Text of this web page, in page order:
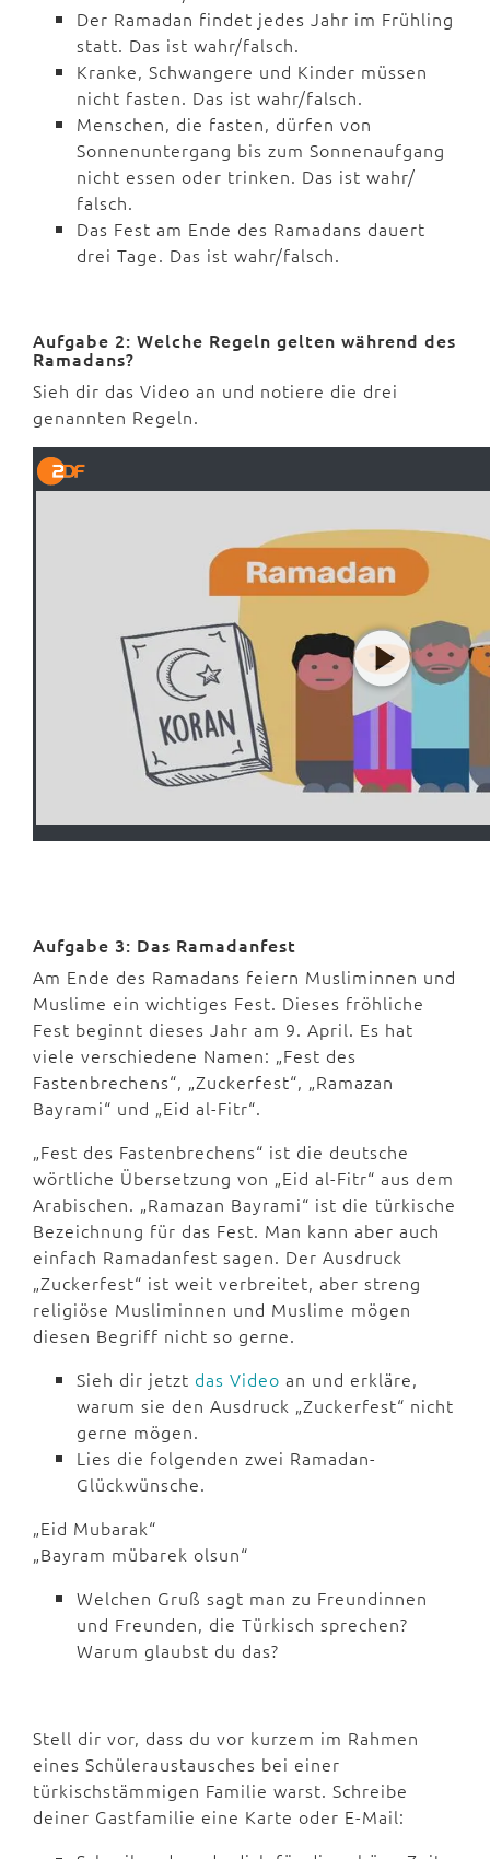
Der Ramadan findet jedes Jahr im Frühling
statt. Das ist wahr/falsch.
Kranke, Schwangere und Kinder müssen
nicht fasten. Das ist wahr/falsch.
Menschen, die fasten, dürfen von
Sonnenuntergang bis zum Sonnenaufgang
nicht essen oder trinken. Das ist wahr/
falsch.
Das Fest am Ende des Ramadans dauert
drei Tage. Das ist wahr/falsch.
Aufgabe 2: Welche Regeln gelten während des
Ramadans?
Sieh dir das Video an und notiere die drei
genannten Regeln.
Aufgabe 3: Das Ramadanfest
Am Ende des Ramadans feiern Musliminnen und
Muslime ein wichtiges Fest. Dieses fröhliche
Fest beginnt dieses Jahr am 9. April. Es hat
viele verschiedene Namen: „Fest des
Fastenbrechens“, „Zuckerfest“, „Ramazan
Bayrami“ und „Eid al-Fitr“.
„Fest des Fastenbrechens“ ist die deutsche
wörtliche Übersetzung von „Eid al-Fitr“ aus dem
Arabischen. „Ramazan Bayrami“ ist die türkische
Bezeichnung für das Fest. Man kann aber auch
einfach Ramadanfest sagen. Der Ausdruck
„Zuckerfest“ ist weit verbreitet, aber streng
religiöse Musliminnen und Muslime mögen
diesen Begriff nicht so gerne.
Sieh dir jetzt das Video an und erkläre,
warum sie den Ausdruck „Zuckerfest“ nicht
gerne mögen.
Lies die folgenden zwei Ramadan-
Glückwünsche.
„Eid Mubarak“
„Bayram mübarek olsun“
Welchen Gruß sagt man zu Freundinnen
und Freunden, die Türkisch sprechen?
Warum glaubst du das?
Stell dir vor, dass du vor kurzem im Rahmen
eines Schüleraustausches bei einer
türkischstämmigen Familie warst. Schreibe
deiner Gastfamilie eine Karte oder E-Mail: